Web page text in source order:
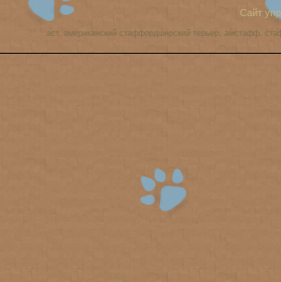
Сайт
аст, американский стаффордширский терьер, амстафф,